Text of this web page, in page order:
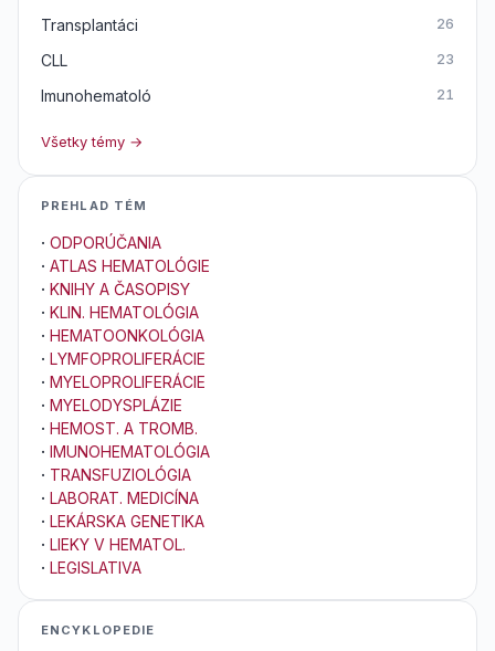
Transplantáci 26
CLL 23
Imunohematoló 21
Všetky témy →
PREHLAD TÉM
· ODPORÚČANIA
· ATLAS HEMATOLÓGIE
· KNIHY A ČASOPISY
· KLIN. HEMATOLÓGIA
· HEMATOONKOLÓGIA
· LYMFOPROLIFERÁCIE
· MYELOPROLIFERÁCIE
· MYELODYSPLÁZIE
· HEMOST. A TROMB.
· IMUNOHEMATOLÓGIA
· TRANSFUZIOLÓGIA
· LABORAT. MEDICÍNA
· LEKÁRSKA GENETIKA
· LIEKY V HEMATOL.
· LEGISLATIVA
ENCYKLOPEDIE